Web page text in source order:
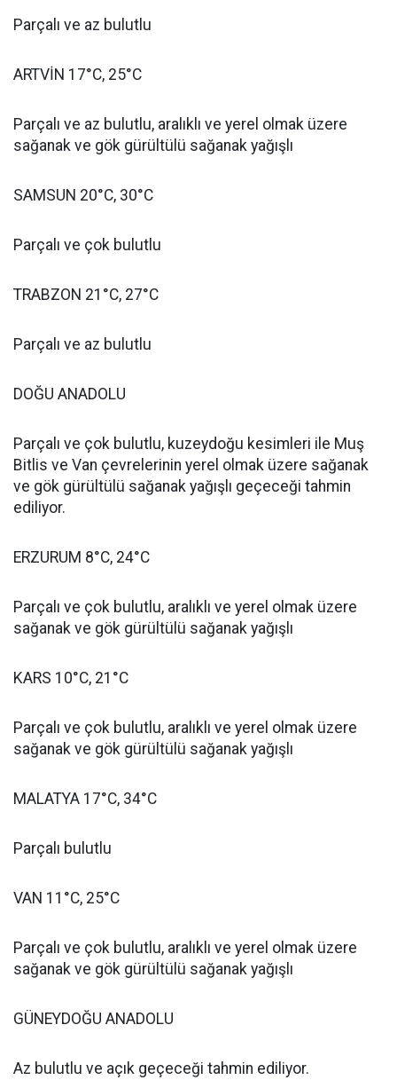
Parçalı ve az bulutlu
ARTVİN 17°C, 25°C
Parçalı ve az bulutlu, aralıklı ve yerel olmak üzere
sağanak ve gök gürültülü sağanak yağışlı
SAMSUN 20°C, 30°C
Parçalı ve çok bulutlu
TRABZON 21°C, 27°C
Parçalı ve az bulutlu
DOĞU ANADOLU
Parçalı ve çok bulutlu, kuzeydoğu kesimleri ile Muş
Bitlis ve Van çevrelerinin yerel olmak üzere sağanak
ve gök gürültülü sağanak yağışlı geçeceği tahmin
ediliyor.
ERZURUM 8°C, 24°C
Parçalı ve çok bulutlu, aralıklı ve yerel olmak üzere
sağanak ve gök gürültülü sağanak yağışlı
KARS 10°C, 21°C
Parçalı ve çok bulutlu, aralıklı ve yerel olmak üzere
sağanak ve gök gürültülü sağanak yağışlı
MALATYA 17°C, 34°C
Parçalı bulutlu
VAN 11°C, 25°C
Parçalı ve çok bulutlu, aralıklı ve yerel olmak üzere
sağanak ve gök gürültülü sağanak yağışlı
GÜNEYDOĞU ANADOLU
Az bulutlu ve açık geçeceği tahmin ediliyor.